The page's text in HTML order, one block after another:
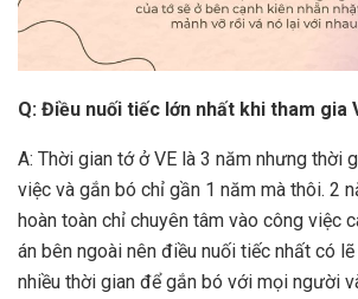
Q: Điều nuối tiếc lớn nhất khi tham gia
A: Thời gian tớ ở VE là 3 năm nhưng thời
việc và gắn bó chỉ gần 1 năm mà thôi. 2
hoàn toàn chỉ chuyên tâm vào công việc
án bên ngoài nên điều nuối tiếc nhất có
nhiều thời gian để gắn bó với mọi người